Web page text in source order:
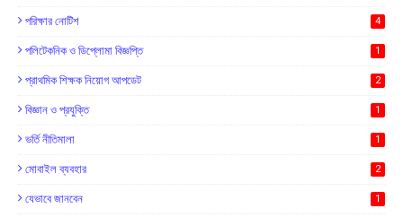
পরিক্ষার নোটিশ 4
পলিটেকনিক ও ডিপ্লোমা বিজ্ঞপ্তি 1
প্রাথমিক শিক্ষক নিয়োগ আপডেট 2
বিজ্ঞান ও প্রযুক্তি 1
ভর্তি নীতিমালা 1
মোবাইল ব্যবহার 2
যেভাবে জানবেন 1